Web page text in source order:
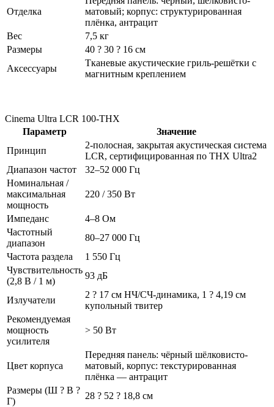
Отделка
матовый; корпус: структурированная
плёнка, антрацит
Вес
7,5 кг
Размеры
40 ? 30 ? 16 см
Аксессуары
Тканевые акустические гриль-решётки с
магнитным креплением
Cinema Ultra LCR 100-THX
Параметр
Значение
Принцип
2-полосная, закрытая акустическая система
LCR, сертифицированная по THX Ultra2
Диапазон частот
32–52 000 Гц
Номинальная /
максимальная
мощность
220 / 350 Вт
Импеданс
4–8 Ом
Частотный
диапазон
80–27 000 Гц
Частота раздела
1 550 Гц
Чувствительность
(2,8 В / 1 м)
93 дБ
Излучатели
2 ? 17 см НЧ/СЧ-динамика, 1 ? 4,19 см
купольный твитер
Рекомендуемая
мощность
усилителя
> 50 Вт
Цвет корпуса
Передняя панель: чёрный шёлковисто-
матовый, корпус: текстурированная
плёнка — антрацит
Размеры (Ш ? В ?
Г)
28 ? 52 ? 18,8 см